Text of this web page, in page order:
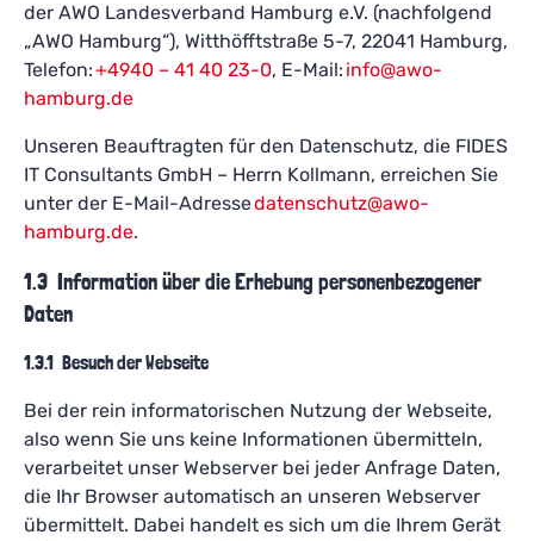
der AWO Landesverband Hamburg e.V. (nachfolgend
„AWO Hamburg“), Witthöfftstraße 5-7, 22041 Hamburg,
Telefon:+4940 – 41 40 23-0, E-Mail: info@awo-
hamburg.de
Unseren Beauftragten für den Datenschutz, die FIDES
IT Consultants GmbH – Herrn Kollmann, erreichen Sie
unter der E-Mail-Adressedatenschutz@awo-
hamburg.de.
1.3 Information über die Erhebung personenbezogener
Daten
1.3.1 Besuch der Webseite
Bei der rein informatorischen Nutzung der Webseite,
also wenn Sie uns keine Informationen übermitteln,
verarbeitet unser Webserver bei jeder Anfrage Daten,
die Ihr Browser automatisch an unseren Webserver
übermittelt. Dabei handelt es sich um die Ihrem Gerät